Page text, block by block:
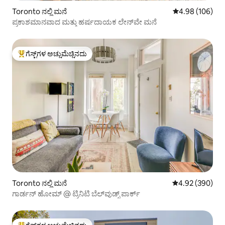
Toronto ನಲ್ಲಿ ಮನೆ 5 ರಲ್ಲಿ 4.98
4.98 (106)
ಪ್ರಕಾಶಮಾನವಾದ ಮತ್ತು ಹರ್ಷದಾಯಕ ಲೇನ್‌ವೇ ಮನೆ
ಗೆಸ್ಟ್‌ಗಳಿಗೆ ಅತಿ ಹೆಚ್ಚು ಅಚ್ಚುಮೆಚ್ಚಿನದು
ಗೆಸ್ಟ್‌ಗಳ ಅಚ್ಚುಮೆಚ್ಚಿನದು
Toronto ನಲ್ಲಿ ಮನೆ 5 ರಲ್ಲಿ 4.92
4.92 (390)
ಗಾರ್ಡನ್ ಹೋಮ್ @ ಟ್ರಿನಿಟಿ ಬೆಲ್‌ವುಡ್ಸ್ ಪಾರ್ಕ್